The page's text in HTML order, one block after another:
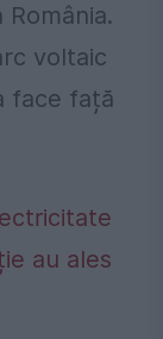
voltaic
face față